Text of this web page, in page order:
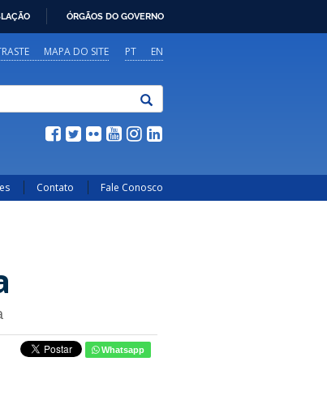
ÓRGÃOS DO GOVERNO
PT EN
MAPA DO SITE
Contato Fale Conosco
Whatsapp